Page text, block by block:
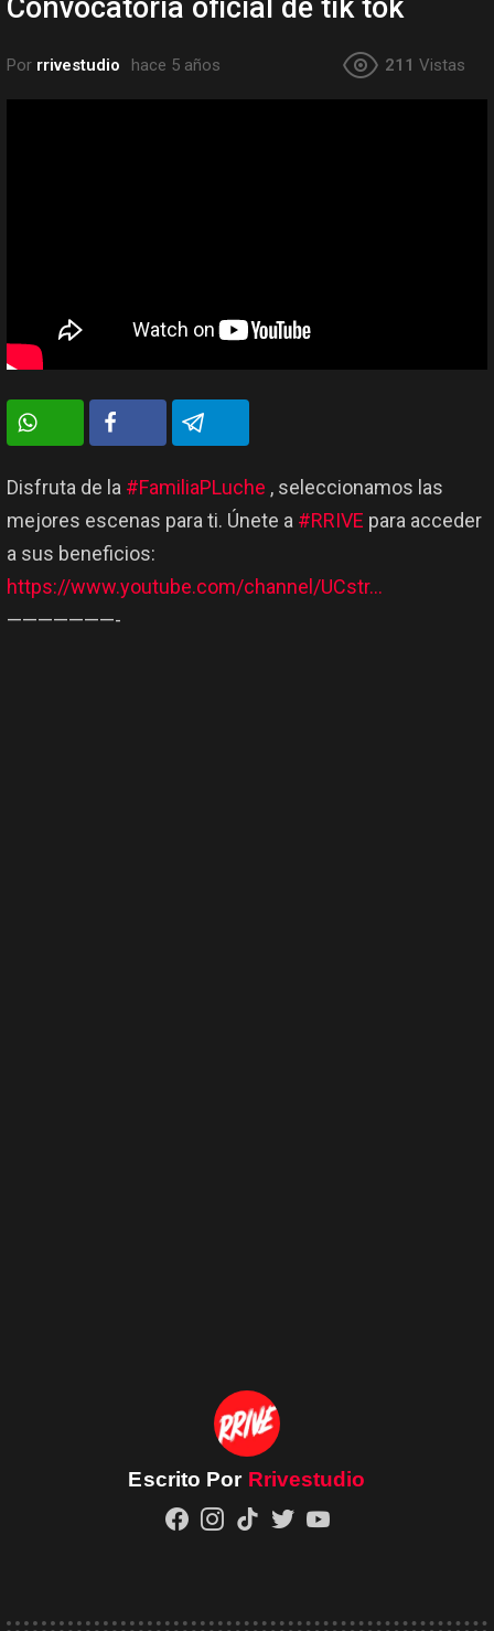
Convocatoria oficial de tik tok
Por rrivestudio hace 5 años 211 Vistas
Disfruta de la #FamiliaPLuche , seleccionamos las
mejores escenas para ti. Únete a #RRIVE para acceder
a sus beneficios:
https://www.youtube.com/channel/UCstr…
———————-
Escrito Por Rrivestudio
facebookinstagram